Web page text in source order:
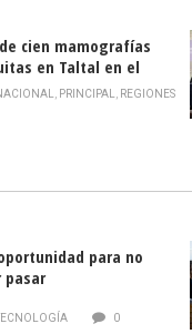
cien mamografías
en Taltal en el
la prevención del
de mama
, PRINCIPAL, REGIONES
para no
pasar
0